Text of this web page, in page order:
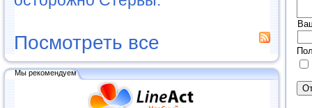
Посмотреть все
Мы рекомендуем